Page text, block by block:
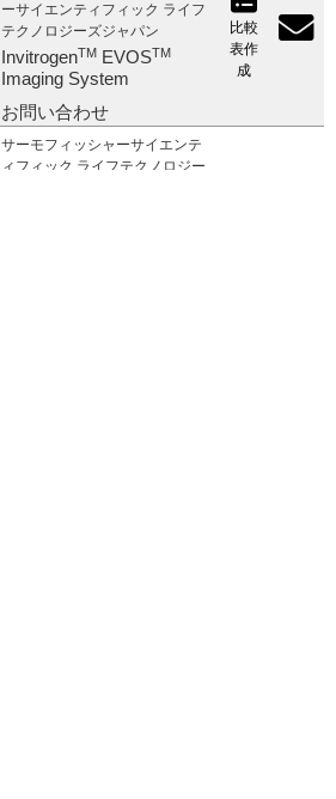
ーサイエンティフィック ライフ
テクノロジーズジャパン
InvitrogenTM EVOSTM
Imaging System
お問い合わせ
比較
表作
成
サーモフィッシャーサイエンテ
ィフィック ライフテクノロジー